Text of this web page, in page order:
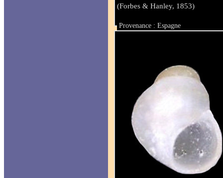
(Forbes & Hanley, 1853)
Provenance : Espagne
Taille : 1,20 mm